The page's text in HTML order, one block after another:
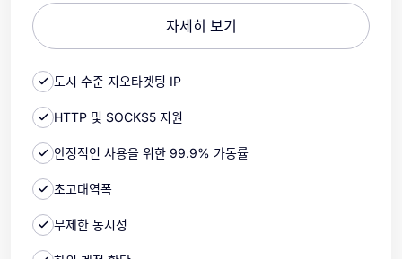
자세히 보기
도시 수준 지오타겟팅 IP
HTTP 및 SOCKS5 지원
안정적인 사용을 위한 99.9% 가동률
초고대역폭
무제한 동시성